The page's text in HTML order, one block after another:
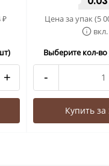
₽
+
Цена за упак (5
Выберите кол-
-
Купить за